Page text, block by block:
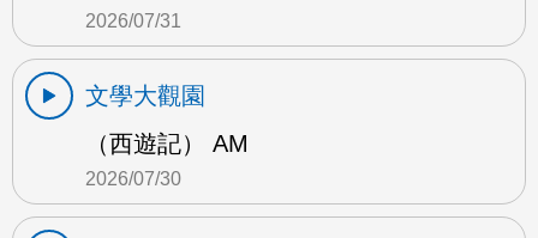
2026/07/31
文學大觀園
（西遊記） AM
2026/07/30